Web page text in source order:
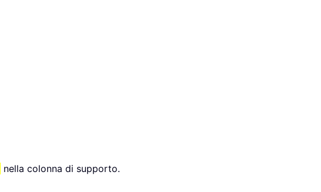
nella colonna di supporto.